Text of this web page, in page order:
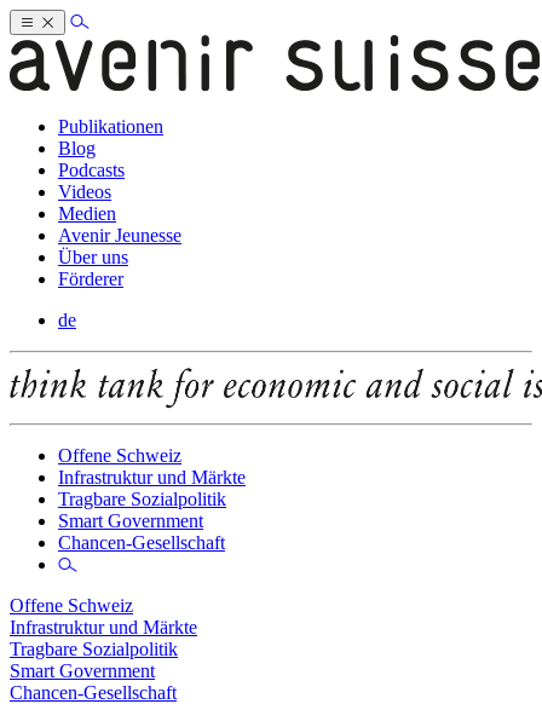
Publikationen
Blog
Podcasts
Videos
Medien
Avenir Jeunesse
Über uns
Förderer
de
Offene Schweiz
Infrastruktur und Märkte
Tragbare Sozialpolitik
Smart Government
Chancen-Gesellschaft
Offene Schweiz
Infrastruktur und Märkte
Tragbare Sozialpolitik
Smart Government
Chancen-Gesellschaft